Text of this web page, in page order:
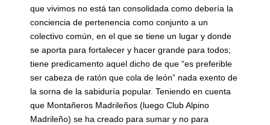
que vivimos no está tan consolidada como debería la
conciencia de pertenencia como conjunto a un
colectivo común, en el que se tiene un lugar y donde
se aporta para fortalecer y hacer grande para todos;
tiene predicamento aquel dicho de que “es preferible
ser cabeza de ratón que cola de león” nada exento de
la sorna de la sabiduría popular. Teniendo en cuenta
que Montañeros Madrileños (luego Club Alpino
Madrileño) se ha creado para sumar y no para